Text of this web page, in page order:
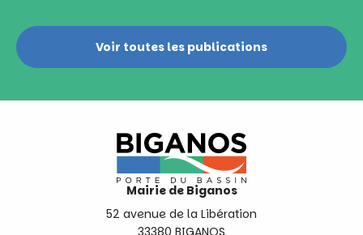
Voir toutes les publications
Mairie de Biganos
52 avenue de la Libération